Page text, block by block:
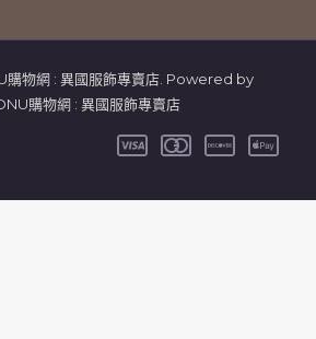
物網 : 異國服飾專賣店. Powered by
購物網 : 異國服飾專賣店